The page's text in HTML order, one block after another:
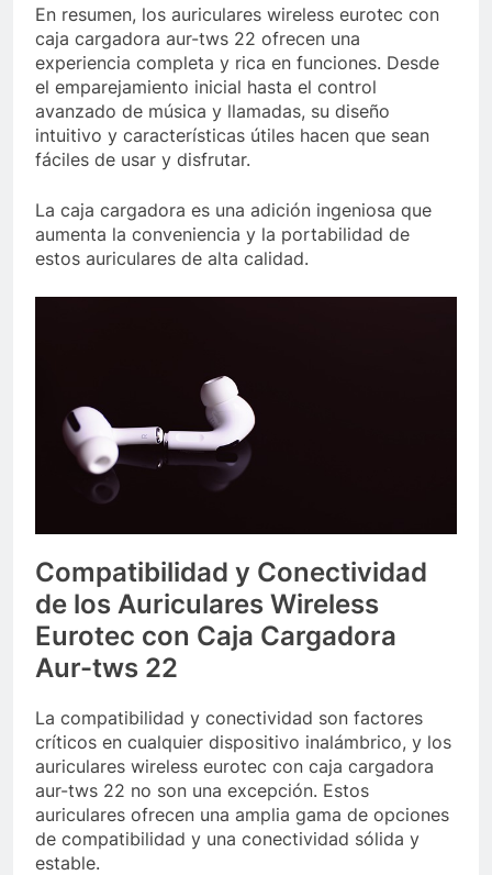
En resumen, los auriculares wireless eurotec con
caja cargadora aur-tws 22 ofrecen una
experiencia completa y rica en funciones. Desde
el emparejamiento inicial hasta el control
avanzado de música y llamadas, su diseño
intuitivo y características útiles hacen que sean
fáciles de usar y disfrutar.
La caja cargadora es una adición ingeniosa que
aumenta la conveniencia y la portabilidad de
estos auriculares de alta calidad.
Compatibilidad y Conectividad
de los Auriculares Wireless
Eurotec con Caja Cargadora
Aur-tws 22
La compatibilidad y conectividad son factores
críticos en cualquier dispositivo inalámbrico, y los
auriculares wireless eurotec con caja cargadora
aur-tws 22 no son una excepción. Estos
auriculares ofrecen una amplia gama de opciones
de compatibilidad y una conectividad sólida y
estable.